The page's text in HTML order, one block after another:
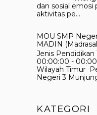
dan sosial emosi
aktivitas pe...
MOU SMP
MADIN
Jenis Pendidikan
00:00:00 -
Wilayah Timur
Negeri 3
KATEGORI